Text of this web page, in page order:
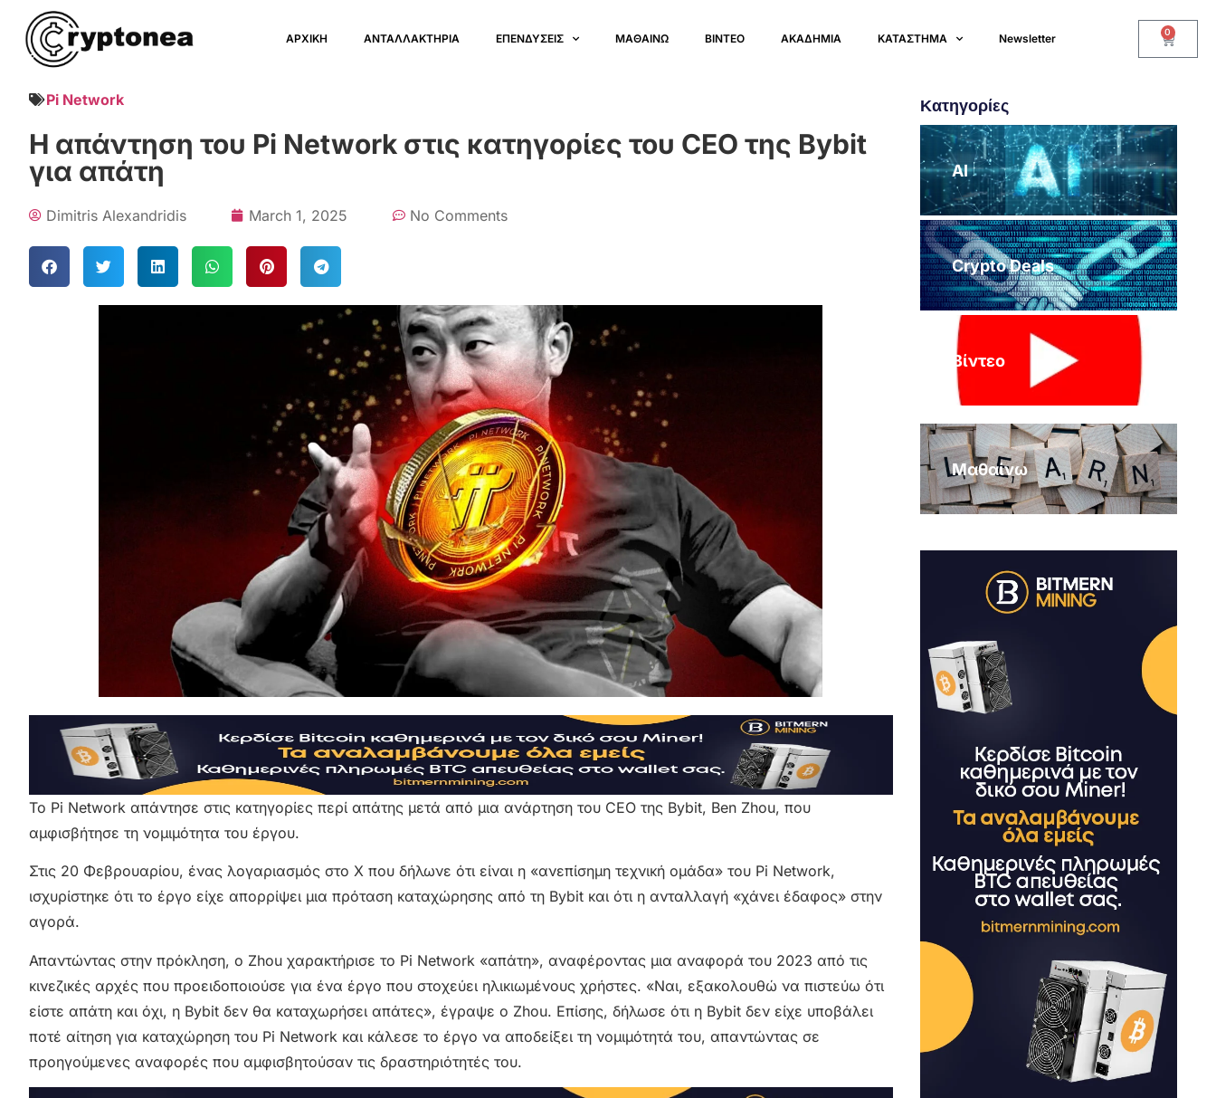
ΑΡΧΙΚΗ ΑΝΤΑΛΛΑΚΤΗΡΙΑ ΕΠΕΝΔΥΣΕΙΣ ΜΑΘΑΙΝΩ ΒΙΝΤΕΟ ΑΚΑΔΗΜΙΑ ΚΑΤΑΣΤΗΜΑ Newsletter 0
Pi Network
Η απάντηση του Pi Network στις κατηγορίες του CEO της Bybit
για απάτη
Dimitris Alexandridis March 1, 2025 No Comments
Το Pi Network απάντησε στις κατηγορίες περί απάτης μετά από μια ανάρτηση του CEO της Bybit, Ben Zhou, που
αμφισβήτησε τη νομιμότητα του έργου.
Στις 20 Φεβρουαρίου, ένας λογαριασμός στο X που δήλωνε ότι είναι η «ανεπίσημη τεχνική ομάδα» του Pi Network,
ισχυρίστηκε ότι το έργο είχε απορρίψει μια πρόταση καταχώρησης από τη Bybit και ότι η ανταλλαγή «χάνει έδαφος» στην
αγορά.
Απαντώντας στην πρόκληση, ο Zhou χαρακτήρισε το Pi Network «απάτη», αναφέροντας μια αναφορά του 2023 από τις
κινεζικές αρχές που προειδοποιούσε για ένα έργο που στοχεύει ηλικιωμένους χρήστες. «Ναι, εξακολουθώ να πιστεύω ότι
είστε απάτη και όχι, η Bybit δεν θα καταχωρήσει απάτες», έγραψε ο Zhou. Επίσης, δήλωσε ότι η Bybit δεν είχε υποβάλει
ποτέ αίτηση για καταχώρηση του Pi Network και κάλεσε το έργο να αποδείξει τη νομιμότητά του, απαντώντας σε
προηγούμενες αναφορές που αμφισβητούσαν τις δραστηριότητές του.
Κατηγορίες
AI
Crypto Deals
Βίντεο
Μαθαίνω